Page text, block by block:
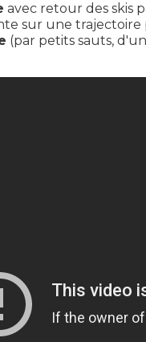
avec retour des skis
sur une trajectoire
(par petits sauts,